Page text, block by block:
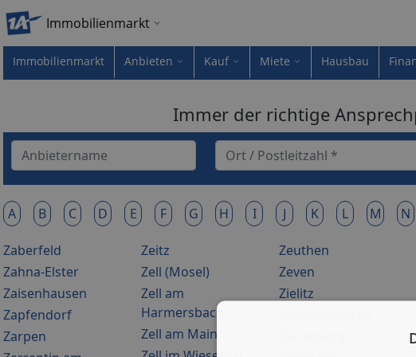
Immobilienmarkt
Immobilienmarkt Anbieten Kauf Miete Hausbau
Immer der richtige
A B C D E F G H I J K L M N
Zaberfeld
Zahna-Elster
Zaisenhausen
Zapfendorf
Zarpen
Zeitz
Zell (Mosel)
Zell am
Harmersbach
Zell am Main
Zeuthen
Zeven
Zielitz